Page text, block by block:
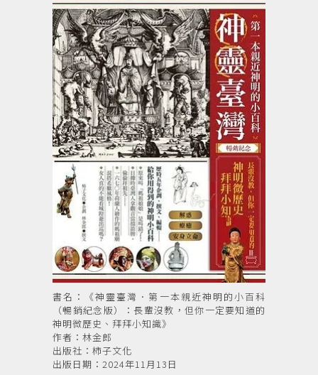
書名：《神靈臺灣．第一本親近神明的小百科
（暢銷紀念版）：長輩沒教，但你一定要知道的
神明微歷史、拜拜小知識》
作者：林金郎
出版社：柿子文化
出版日期：2024年11月13日